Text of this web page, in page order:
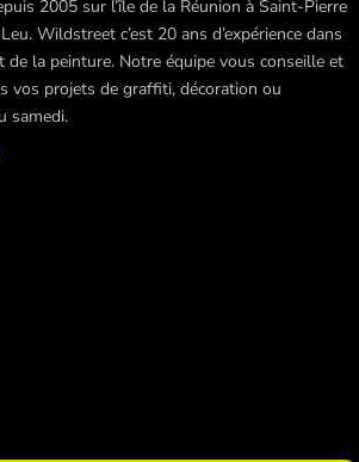
2005 sur l’île de la Réunion à Saint-Pierre
Wildstreet c’est 20 ans d’expérience dans
de la peinture. Notre équipe vous conseille et
vos projets de graffiti, décoration ou
samedi.